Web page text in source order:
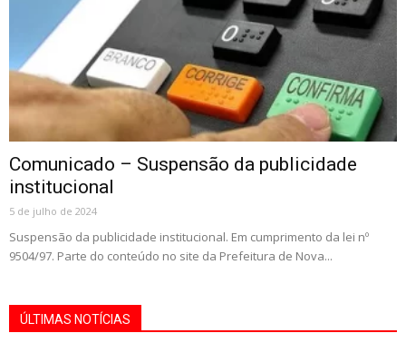
Comunicado – Suspensão da publicidade
institucional
5 de julho de 2024
Suspensão da publicidade institucional. Em cumprimento da lei nº
9504/97. Parte do conteúdo no site da Prefeitura de Nova...
ÚLTIMAS NOTÍCIAS